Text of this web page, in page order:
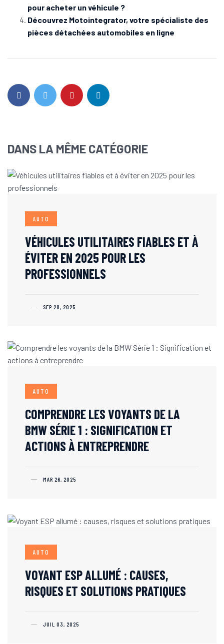
pour acheter un véhicule ?
Découvrez Motointegrator, votre spécialiste des
pièces détachées automobiles en ligne
DANS LA MÊME CATÉGORIE
AUTO
VÉHICULES UTILITAIRES FIABLES ET À
ÉVITER EN 2025 POUR LES
PROFESSIONNELS
SEP 28, 2025
AUTO
COMPRENDRE LES VOYANTS DE LA
BMW SÉRIE 1 : SIGNIFICATION ET
ACTIONS À ENTREPRENDRE
MAR 26, 2025
AUTO
VOYANT ESP ALLUMÉ : CAUSES,
RISQUES ET SOLUTIONS PRATIQUES
JUIL 03, 2025